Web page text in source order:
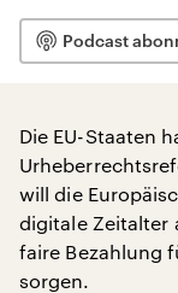
Podcast
Die EU-Staaten
will die
digitale Zeitalter
faire Bezahlung
sorgen.